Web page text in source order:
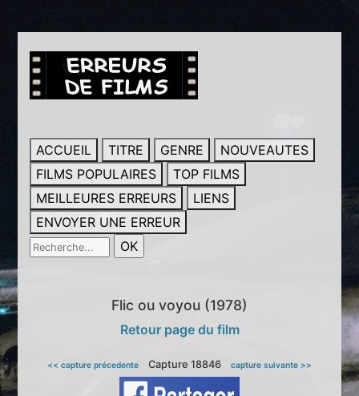
ACCUEIL TITRE GENRE
NOUVEAUTES
FILMS POPULAIRES
TOP FILMS
MEILLEURES ERREURS
LIENS
ENVOYER UNE ERREUR
Flic ou voyou (1978)
Retour page du film
<< capture précedente Capture 18846 capture suivante >>